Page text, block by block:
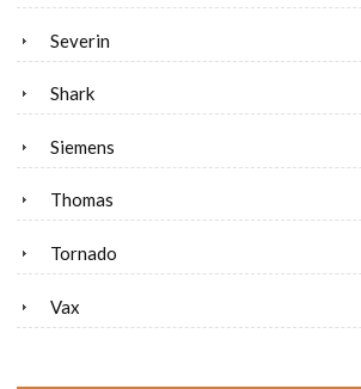
Severin
Shark
Siemens
Thomas
Tornado
Vax